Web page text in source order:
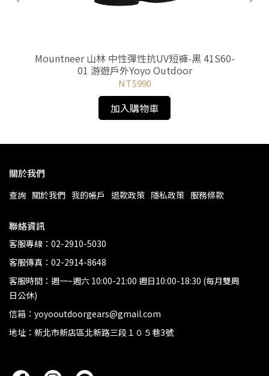
Mountneer 山林 中性彈性抗UV短褲-黑 41S60-
01 游遊戶外Yoyo Outdoor
NT$990
加入購物車
關於我們
查詢 關於我們 我的帳戶 退款政策 隱私政策 服務條款
聯絡資訊
客服專線：02-2910-5030
客服傳真：02-2914-8648
客服時間：週一~週六 10:00-21:00 週日10:00-18:30 (每月雙周
日公休)
信箱：yoyooutdoorgears@gmail.com
地址：新北市新店區北新路三段１０５巷3號